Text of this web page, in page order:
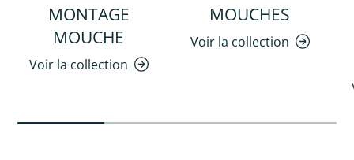
MONTAGE
MOUCHE
Voir la collection
MOUCHES
Voir la collection